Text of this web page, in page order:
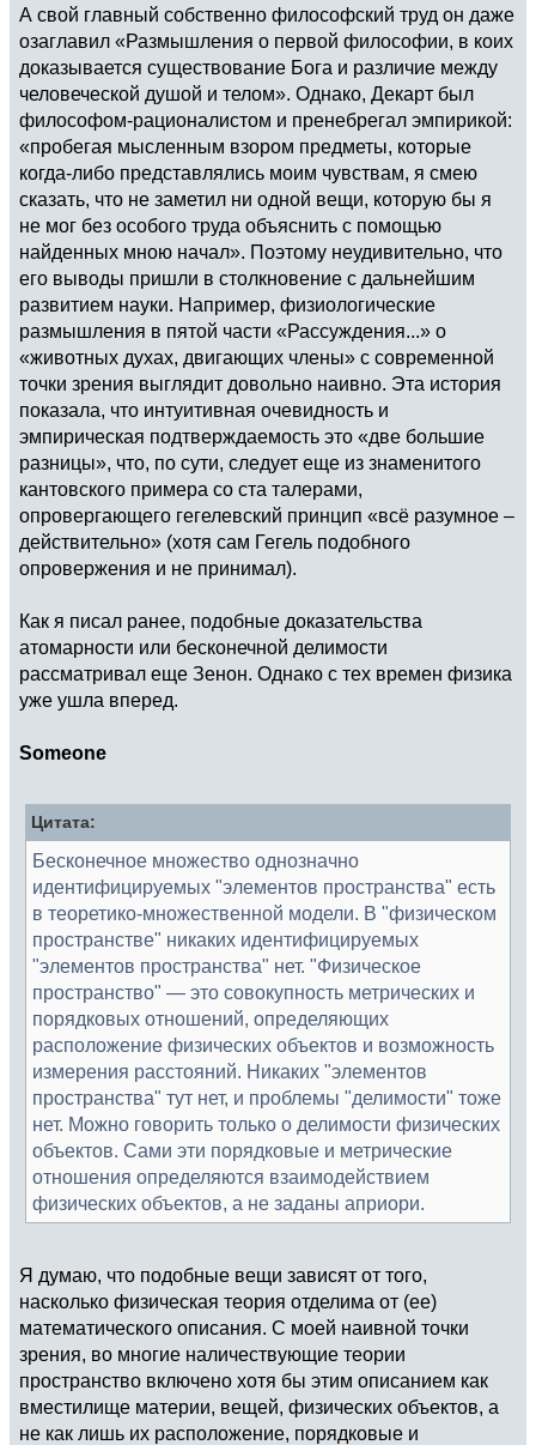
А свой главный собственно философский труд он даже
озаглавил «Размышления о первой философии, в коих
доказывается существование Бога и различие между
человеческой душой и телом». Однако, Декарт был
философом-рационалистом и пренебрегал эмпирикой:
«пробегая мысленным взором предметы, которые
когда-либо представлялись моим чувствам, я смею
сказать, что не заметил ни одной вещи, которую бы я
не мог без особого труда объяснить с помощью
найденных мною начал». Поэтому неудивительно, что
его выводы пришли в столкновение с дальнейшим
развитием науки. Например, физиологические
размышления в пятой части «Рассуждения...» о
«животных духах, двигающих члены» с современной
точки зрения выглядит довольно наивно. Эта история
показала, что интуитивная очевидность и
эмпирическая подтверждаемость это «две большие
разницы», что, по сути, следует еще из знаменитого
кантовского примера со ста талерами,
опровергающего гегелевский принцип «всё разумное –
действительно» (хотя сам Гегель подобного
опровержения и не принимал).
Как я писал ранее, подобные доказательства
атомарности или бесконечной делимости
рассматривал еще Зенон. Однако с тех времен физика
уже ушла вперед.
Someone
Цитата:
Бесконечное множество однозначно
идентифицируемых "элементов пространства" есть
в теоретико-множественной модели. В "физическом
пространстве" никаких идентифицируемых
"элементов пространства" нет. "Физическое
пространство" — это совокупность метрических и
порядковых отношений, определяющих
расположение физических объектов и возможность
измерения расстояний. Никаких "элементов
пространства" тут нет, и проблемы "делимости" тоже
нет. Можно говорить только о делимости физических
объектов. Сами эти порядковые и метрические
отношения определяются взаимодействием
физических объектов, а не заданы априори.
Я думаю, что подобные вещи зависят от того,
насколько физическая теория отделима от (ее)
математического описания. С моей наивной точки
зрения, во многие наличествующие теории
пространство включено хотя бы этим описанием как
вместилище материи, вещей, физических объектов, а
не как лишь их расположение, порядковые и